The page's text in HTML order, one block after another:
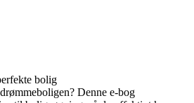
bolig
Denne e-bog